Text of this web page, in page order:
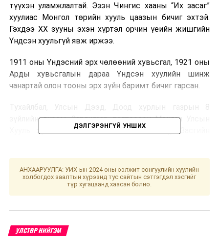
түүхэн уламжлалтай. Эзэн Чингис хааны “Их засаг”
хуулиас Монгол төрийн хууль цаазын бичиг эхтэй.
Гэхдээ XX зууны эхэн хүртэл орчин үеийн жишгийн
Үндсэн хуульгүй явж иржээ.
1911 оны Үндэсний эрх чөлөөний хувьсгал, 1921 оны
Арды хувьсгалын дараа Үндсэн хуулийн шинж
чанартай олон тооны эрх зүйн баримт бичиг гарсан.
Тухайлбал, Улсын Дээд, Доод хурлын газрын 8
зүйлийн дүрэм, Зарлигаар тогтоосон Монгол Улсын
Хууль зүйлийн бичиг, Монгол Улсын Түр Засгийн
дүрэм, Нутгийн захиргааны дүрэм гэх мэт эрх зүйн
баримт бичгийг мөрдөж байжээ.
Ардын Засгийн газраас 1922 болон 1924 онд Үндсэн
хууль боловсруулах комиссыг байгуулсан байна. Уг
газрын тогтоолд: “Үндсэн хуулийг ардын эрхт,
ДЭЛГЭРЭНГҮЙ УНШИХ
АНХААРУУЛГА: УИХ-ын 2024 оны ээлжит сонгуулийн хуулийн
холбогдох заалтын хүрээнд тус сайтын сэтгэгдэл хэсгийг
түр хугацаанд хаасан болно.
УЛСТӨР НИЙГЭМ